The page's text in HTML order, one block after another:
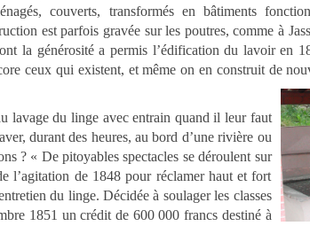
couverts, transformés en bâtiments
est parfois gravée sur les poutres, comme à
la générosité a permis l’édification du lavoir en
ceux qui existent, et même on en construit de
lavage du linge avec entrain quand il leur faut
durant des heures, au bord d’une rivière ou
? « De pitoyables spectacles se déroulent sur
l’agitation de 1848 pour réclamer haut et fort
du linge. Décidée à soulager les classes
1851 un crédit de 600 000 francs destiné à